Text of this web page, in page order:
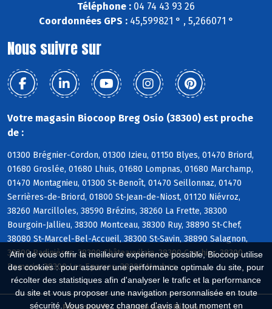
Afin de vous offrir la meilleure expérience possible, Biocoop utilise
des cookies : pour assurer une performance optimale du site, pour
récolter des statistiques afin d'analyser le trafic et la performance
du site et vous proposer une navigation personnalisée en toute
sécurité. Vous pouvez changer d'avis à tout moment en
Téléphone : 04 74 43 93 26
Coordonnées GPS :45,599821 ° , 5,266071 °
Nous suivre sur
Votre magasin Biocoop Breg Osio (38300) est proche
de :
01300 Brégnier-Cordon, 01300 Izieu, 01150 Blyes, 01470 Briord,
01680 Groslée, 01680 Lhuis, 01680 Lompnas, 01680 Marchamp,
01470 Montagnieu, 01300 St-Benoît, 01470 Seillonnaz, 01470
Serrières-de-Briord, 01800 St-Jean-de-Niost, 01120 Niévroz,
38260 Marcilloles, 38590 Brézins, 38260 La Frette, 38300
Bourgoin-Jallieu, 38300 Montceau, 38300 Ruy, 38890 St-Chef,
38080 St-Marcel-Bel-Accueil, 38300 St-Savin, 38890 Salagnon,
38300 Badinières, 38300 Châteauvilain, 38300 Crachier, 38300
Domarin, 38300 Les Eparres, 38300 Maubec